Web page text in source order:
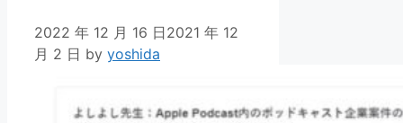
2022 年 12 月 16 日2021 年 12
月 2 日 by yoshida